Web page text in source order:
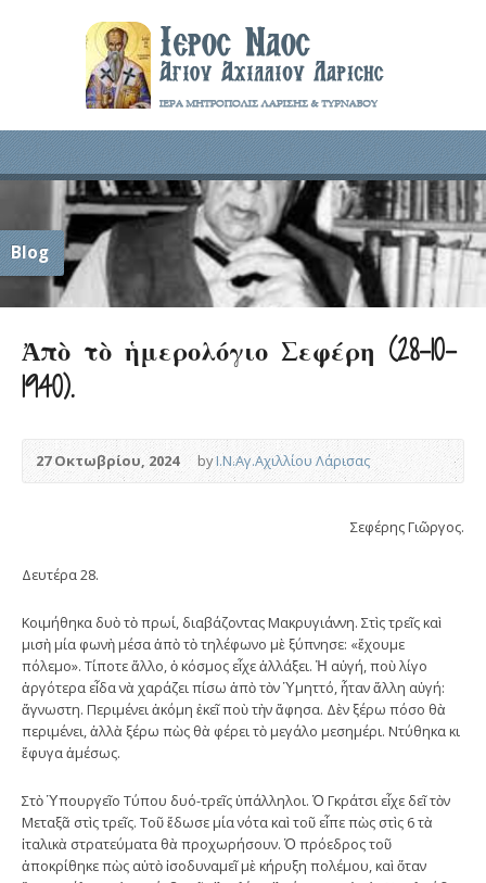
Blog
Ἀπὸ τὸ ἡμερολόγιο Σεφέρη (28-10-
1940).
27 Οκτωβρίου, 2024 byΙ.Ν.Αγ.Αχιλλίου Λάρισας
Σεφέρης Γιῶργος.
Δευτέρα 28.
Κοιμήθηκα δυὸ τὸ πρωί, διαβάζοντας Μακρυγιάννη. Στὶς τρεῖς καὶ
μισὴ μία φωνὴ μέσα ἀπὸ τὸ τηλέφωνο μὲ ξύπνησε: «ἔχουμε
πόλεμο». Τίποτε ἄλλο, ὁ κόσμος εἶχε ἀλλάξει. Ἡ αὐγή, ποὺ λίγο
ἀργότερα εἶδα νὰ χαράζει πίσω ἀπὸ τὸν Ὑμηττό, ἦταν ἄλλη αὐγή:
ἄγνωστη. Περιμένει ἀκόμη ἐκεῖ ποὺ τὴν ἄφησα. Δὲν ξέρω πόσο θὰ
περιμένει, ἀλλὰ ξέρω πὼς θὰ φέρει τὸ μεγάλο μεσημέρι. Ντύθηκα κι
ἔφυγα ἀμέσως.
Στὸ Ὑπουργεῖο Τύπου δυό-τρεῖς ὑπάλληλοι. Ὁ Γκράτσι εἶχε δεῖ τὸν
Μεταξᾶ στὶς τρεῖς. Τοῦ ἔδωσε μία νότα καὶ τοῦ εἶπε πὼς στὶς 6 τὰ
ἰταλικὰ στρατεύματα θὰ προχωρήσουν. Ὁ πρόεδρος τοῦ
ἀποκρίθηκε πὼς αὐτὸ ἰσοδυναμεῖ μὲ κήρυξη πολέμου, καὶ ὅταν